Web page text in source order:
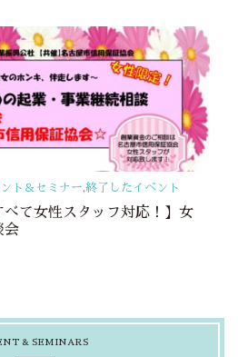
ト＆セミナー,終了したイベント
べて女性スタッフ対応！】女
会
& SEMINARS